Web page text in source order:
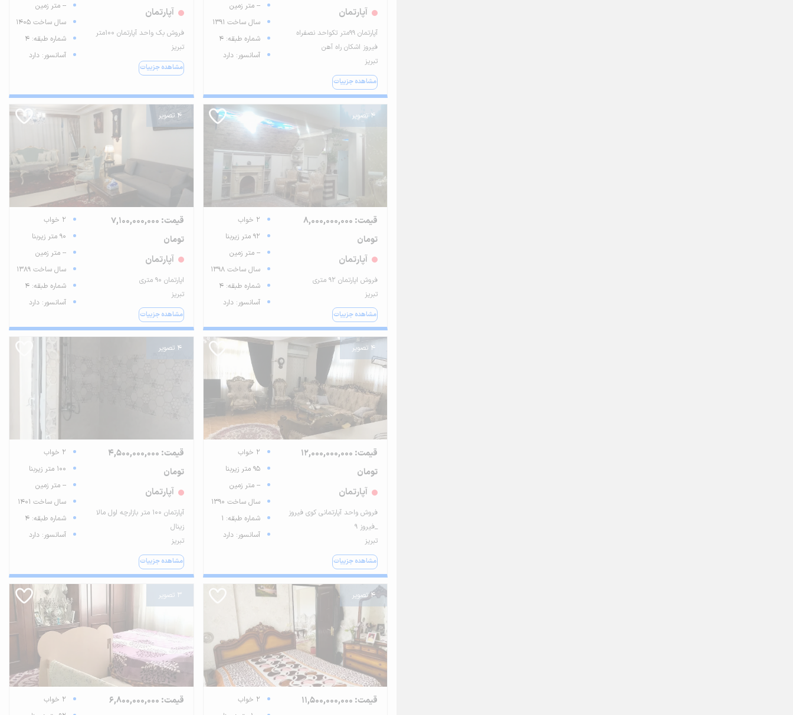
آپارتمان
آپارتمان ۹۹متر تکواحد نصفراه
فیروز اشکان راه آهن
تبریز
مشاهده جزییات
-- متر زمین
سال ساخت 1391
شماره طبقه: 4
آسانسور: دارد
آپارتمان
فروش بک واحد آپارتمان ۱۰۰متر
تبریز
مشاهده جزییات
-- متر زمین
سال ساخت 1405
شماره طبقه: 4
آسانسور: دارد
4 تصویر
قیمت: 8,000,000,000
تومان
آپارتمان
فروش اپارتمان ۹۲ متری
تبریز
مشاهده جزییات
2 خواب
92 متر زیربنا
-- متر زمین
سال ساخت 1398
شماره طبقه: 4
آسانسور: دارد
4 تصویر
قیمت: 7,100,000,000
تومان
آپارتمان
اپارتمان ۹۰ متری
تبریز
مشاهده جزییات
2 خواب
90 متر زیربنا
-- متر زمین
سال ساخت 1389
شماره طبقه: 4
آسانسور: دارد
4 تصویر
قیمت: 12,000,000,000
تومان
آپارتمان
فروش واحد آپارتمانی کوی فیروز
_فیروز ۹
تبریز
مشاهده جزییات
2 خواب
95 متر زیربنا
-- متر زمین
سال ساخت 1390
شماره طبقه: 1
آسانسور: دارد
4 تصویر
قیمت: 4,500,000,000
تومان
آپارتمان
آپارتمان ۱۰۰ متر بازارچه اول مالا
زینال
تبریز
مشاهده جزییات
2 خواب
100 متر زیربنا
-- متر زمین
سال ساخت 1401
شماره طبقه: 4
آسانسور: دارد
4 تصویر
قیمت: 11,500,000,000
2 خواب
3 تصویر
قیمت: 6,800,000,000
2 خواب